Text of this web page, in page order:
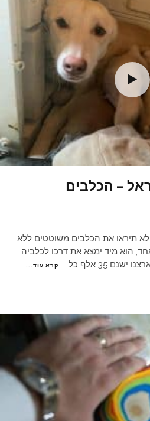
– הכלבים
לא תיראו את הכלבים משוטטים ללא
הוא מיד ימצא את דרכו לכלביה
35 אלף כל
... קרא עוד...